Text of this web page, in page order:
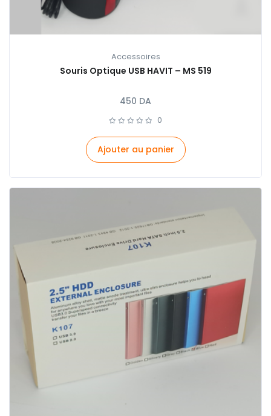
Accessoires
Souris Optique USB HAVIT – MS 519
450 DA
0
Ajouter au panier